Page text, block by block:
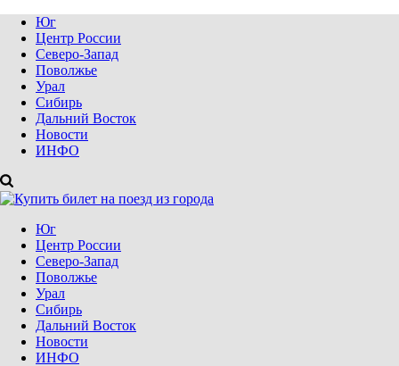
Юг
Центр России
Северо-Запад
Поволжье
Урал
Сибирь
Дальний Восток
Новости
ИНФО
Юг
Центр России
Северо-Запад
Поволжье
Урал
Сибирь
Дальний Восток
Новости
ИНФО